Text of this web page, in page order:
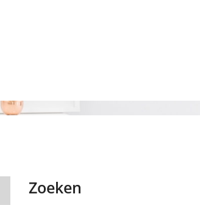
Zoeken